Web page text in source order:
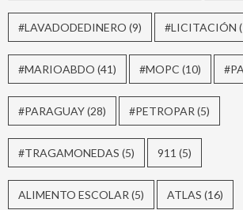
#LAVADODEDINERO (9) #LICITACIÓN
#MARIOABDO (41) #MOPC (10)
#PARAGUAY(28) #PETROPAR (5)
#TRAGAMONEDAS (5) 911 (5)
ALIMENTO ESCOLAR (5) ATLAS (16)